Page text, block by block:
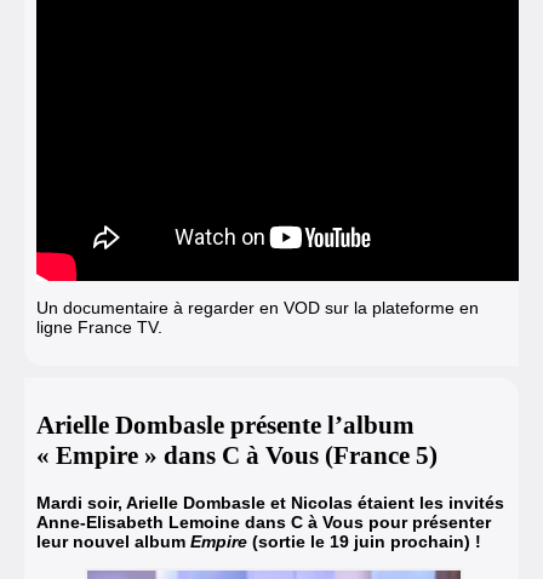
Un documentaire à regarder en VOD sur la plateforme en
ligne France TV.
Arielle Dombasle présente l’album
« Empire » dans C à Vous (France 5)
Mardi soir, Arielle Dombasle et Nicolas étaient les invités
Anne-Elisabeth Lemoine dans C à Vous pour présenter
leur nouvel album Empire (sortie le 19 juin prochain) !